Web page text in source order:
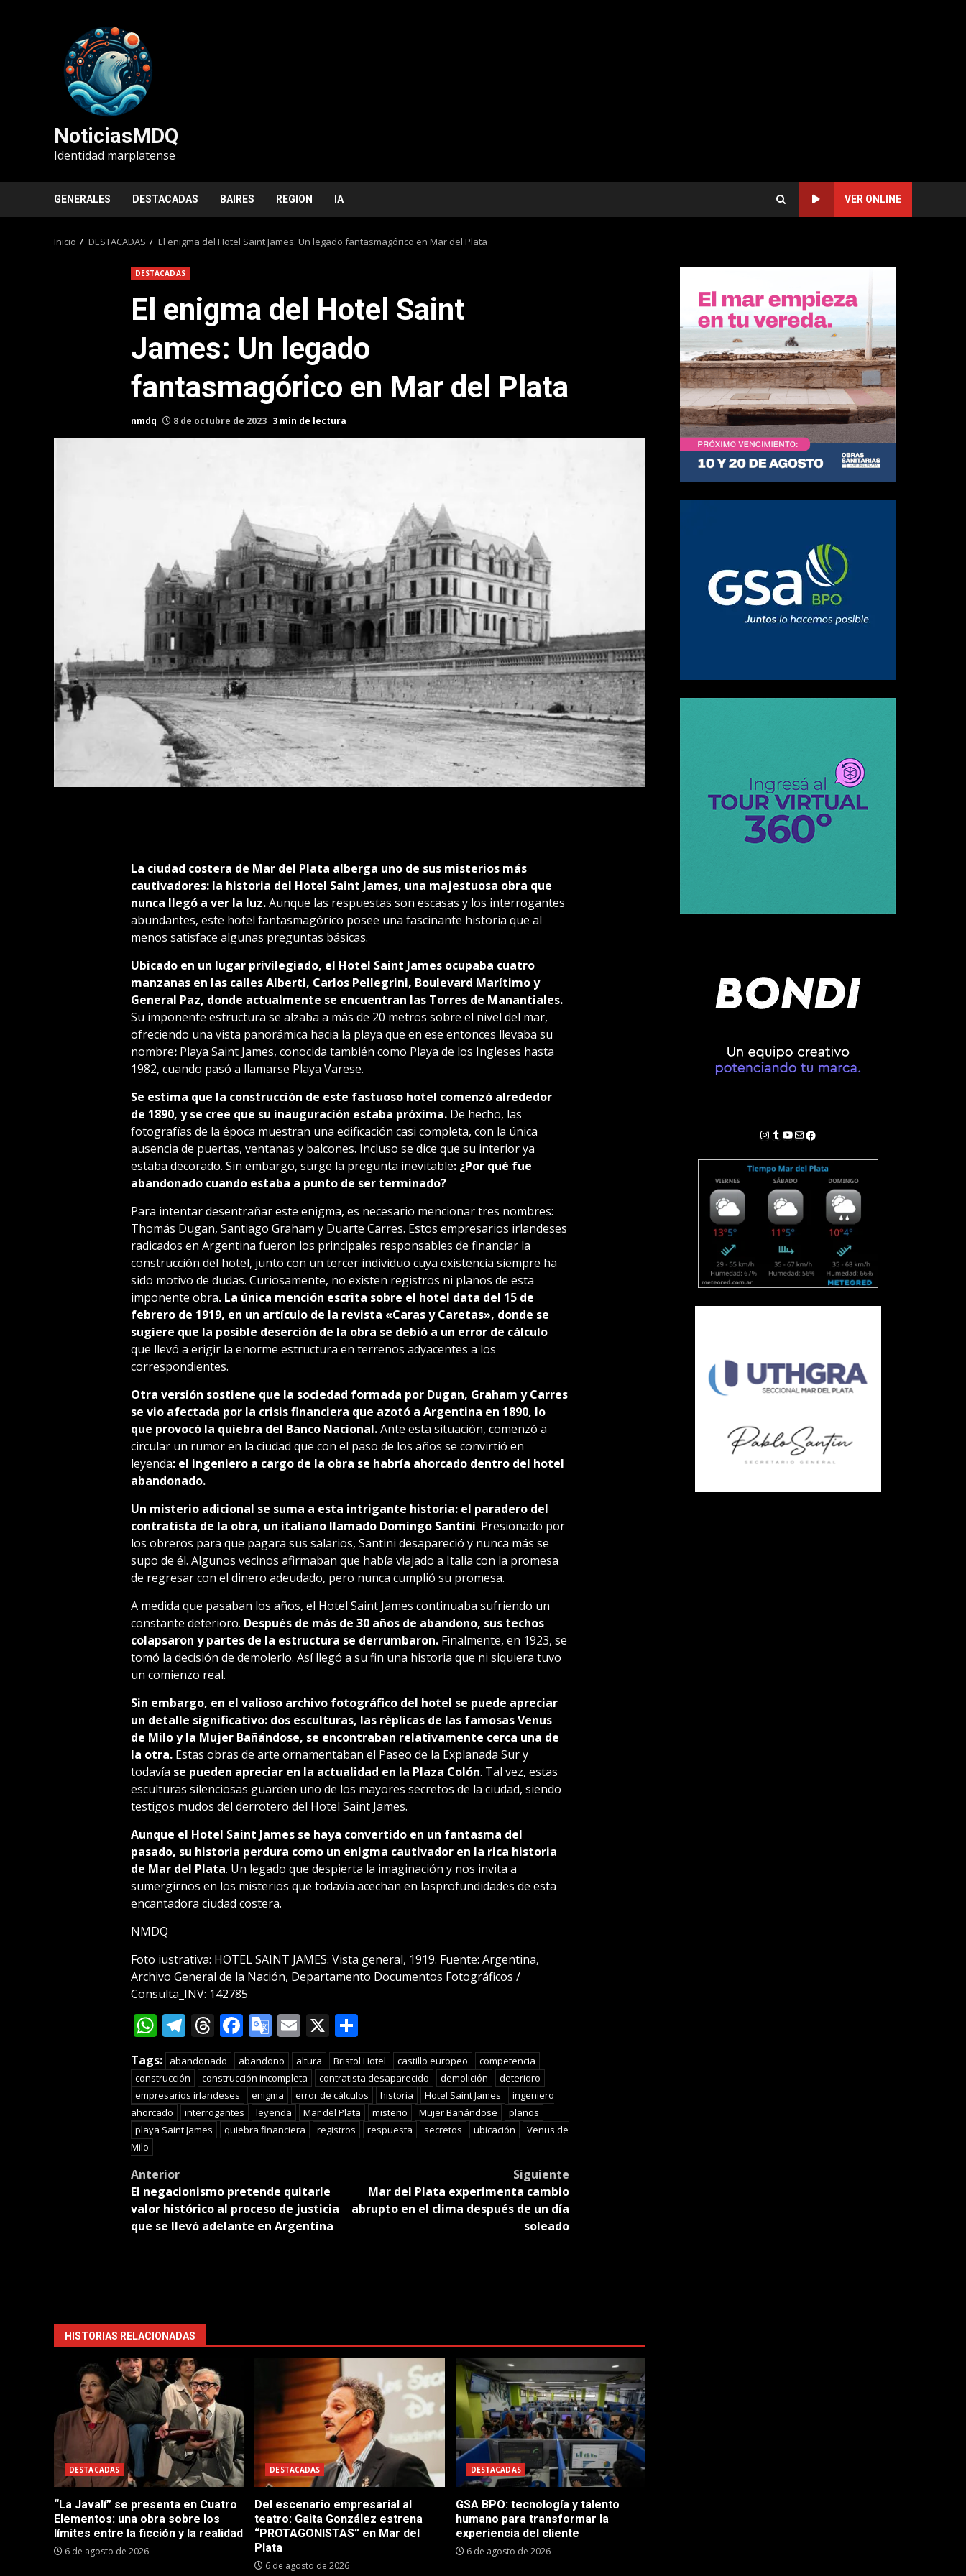
NoticiasMDQ
Identidad marplatense
GENERALES DESTACADAS BAIRES REGION IA VER ONLINE
Inicio DESTACADAS El enigma del Hotel Saint James: Un legado fantasmagórico en Mar del Plata
DESTACADAS
El enigma del Hotel Saint
James: Un legado
fantasmagórico en Mar del Plata
nmdq 8 de octubre de 2023 3 min de lectura
La ciudad costera de Mar del Plata alberga uno de sus misterios más
cautivadores: la historia del Hotel Saint James, una majestuosa obra que
nunca llegó a ver la luz.Aunque las respuestas son escasas y los interrogantes
abundantes, este hotel fantasmagórico posee una fascinante historia que al
menos satisface algunas preguntas básicas.
Ubicado en un lugar privilegiado, el Hotel Saint James ocupaba cuatro
manzanas en las calles Alberti, Carlos Pellegrini, Boulevard Marítimo y
General Paz, donde actualmente se encuentran las Torres de Manantiales.
Su imponente estructura se alzaba a más de 20 metros sobre el nivel del mar,
ofreciendo una vista panorámica hacia la playa que en ese entonces llevaba su
nombre:Playa Saint James, conocida también como Playa de los Ingleses hasta
1982, cuando pasó a llamarse Playa Varese.
Se estima que la construcción de este fastuoso hotel comenzó alrededor
de 1890, y se cree que su inauguración estaba próxima.De hecho, las
fotografías de la época muestran una edificación casi completa, con la única
ausencia de puertas, ventanas y balcones. Incluso se dice que su interior ya
estaba decorado. Sin embargo, surge la pregunta inevitable: ¿Por qué fue
abandonado cuando estaba a punto de ser terminado?
Para intentar desentrañar este enigma, es necesario mencionar tres nombres:
Thomás Dugan, Santiago Graham y Duarte Carres. Estos empresarios irlandeses
radicados en Argentina fueron los principales responsables de financiar la
construcción del hotel, junto con un tercer individuo cuya existencia siempre ha
sido motivo de dudas. Curiosamente, no existen registros ni planos de esta
imponente obra. La única mención escrita sobre el hotel data del 15 de
febrero de 1919, en un artículo de la revista «Caras y Caretas», donde se
sugiere que la posible deserción de la obra se debió a un error de cálculo
que llevó a erigir la enorme estructura en terrenos adyacentes a los
correspondientes.
Otra versión sostiene que la sociedad formada por Dugan, Graham y Carres
se vio afectada por la crisis financiera que azotó a Argentina en 1890, lo
que provocó la quiebra del Banco Nacional.Ante esta situación, comenzó a
circular un rumor en la ciudad que con el paso de los años se convirtió en
leyenda: el ingeniero a cargo de la obra se habría ahorcado dentro del hotel
abandonado.
Un misterio adicional se suma a esta intrigante historia: el paradero del
contratista de la obra, un italiano llamado Domingo Santini. Presionado por
los obreros para que pagara sus salarios, Santini desapareció y nunca más se
supo de él. Algunos vecinos afirmaban que había viajado a Italia con la promesa
de regresar con el dinero adeudado, pero nunca cumplió su promesa.
A medida que pasaban los años, el Hotel Saint James continuaba sufriendo un
constante deterioro. Después de más de 30 años de abandono, sus techos
colapsaron y partes de la estructura se derrumbaron.Finalmente, en 1923, se
tomó la decisión de demolerlo. Así llegó a su fin una historia que ni siquiera tuvo
un comienzo real.
Sin embargo, en el valioso archivo fotográfico del hotel se puede apreciar
un detalle significativo: dos esculturas, las réplicas de las famosas Venus
de Milo y la Mujer Bañándose, se encontraban relativamente cerca una de
la otra.Estas obras de arte ornamentaban el Paseo de la Explanada Sur y
todavía se pueden apreciar en la actualidad en la Plaza Colón. Tal vez, estas
esculturas silenciosas guarden uno de los mayores secretos de la ciudad, siendo
testigos mudos del derrotero del Hotel Saint James.
Aunque el Hotel Saint James se haya convertido en un fantasma del
pasado, su historia perdura como un enigma cautivador en la rica historia
de Mar del Plata. Un legado que despierta la imaginación y nos invita a
sumergirnos en los misterios que todavía acechan en lasprofundidades de esta
encantadora ciudad costera.
NMDQ
Foto iustrativa: HOTEL SAINT JAMES. Vista general, 1919. Fuente: Argentina,
Archivo General de la Nación, Departamento Documentos Fotográficos /
Consulta_INV: 142785
WhatsApp
Telegram
Threads
Facebook
Google
Translate
Email
X Compartir
Tags: abandonado abandono altura Bristol Hotel castillo europeo
competencia
construcción
construcción incompleta contratista desaparecido demolición
deterioro
empresarios irlandeses
enigma error de cálculos historia Hotel Saint James
ingeniero
ahorcado
interrogantes leyenda Mar del Plata misterio Mujer Bañándose
planos
playa Saint James
quiebra financiera registros respuesta secretos ubicación
Venus de
Milo
Post
navigation
Anterior
El negacionismo pretende quitarle
valor histórico al proceso de justicia
que se llevó adelante en Argentina
Siguiente
Mar del Plata experimenta cambio
abrupto en el clima después de un día
soleado
HISTORIAS RELACIONADAS
DESTACADAS
“La Javalí” se presenta en Cuatro
Elementos: una obra sobre los
límites entre la ficción y la realidad
6 de agosto de 2026
DESTACADAS
Del escenario empresarial al
teatro: Gaita González estrena
“PROTAGONISTAS” en Mar del
Plata
6 de agosto de 2026
DESTACADAS
GSA BPO: tecnología y talento
humano para transformar la
experiencia del cliente
6 de agosto de 2026
Instagram
Tumblr
YouTube
Correo electrónico
Facebook